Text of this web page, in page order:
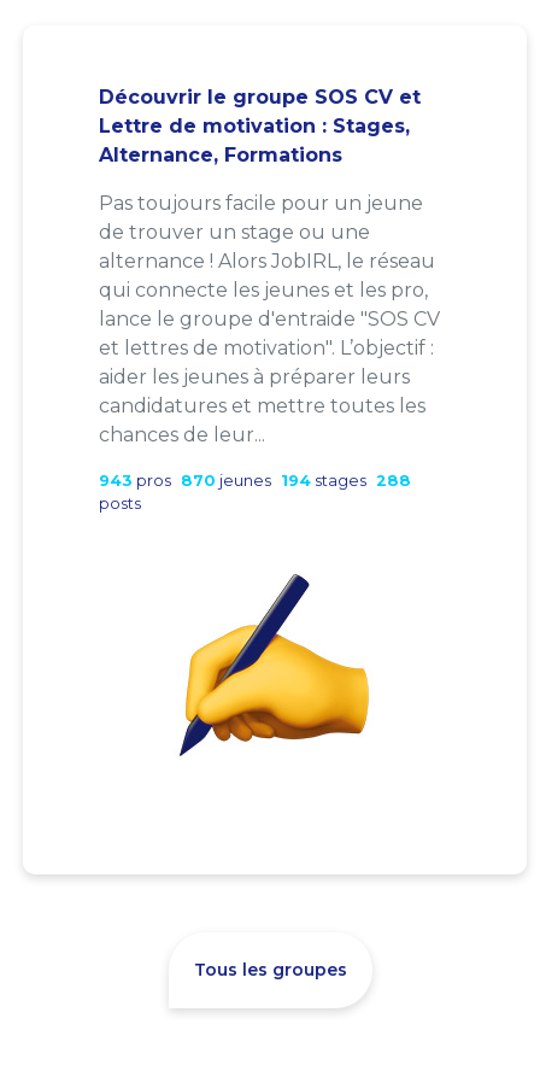
Découvrir le groupe SOS CV et
Lettre de motivation : Stages,
Alternance, Formations
Pas toujours facile pour un jeune
de trouver un stage ou une
alternance ! Alors JobIRL, le réseau
qui connecte les jeunes et les pro,
lance le groupe d'entraide "SOS CV
et lettres de motivation". L’objectif :
aider les jeunes à préparer leurs
candidatures et mettre toutes les
chances de leur...
943 pros 870 jeunes 194 stages 288
posts
Tous les groupes